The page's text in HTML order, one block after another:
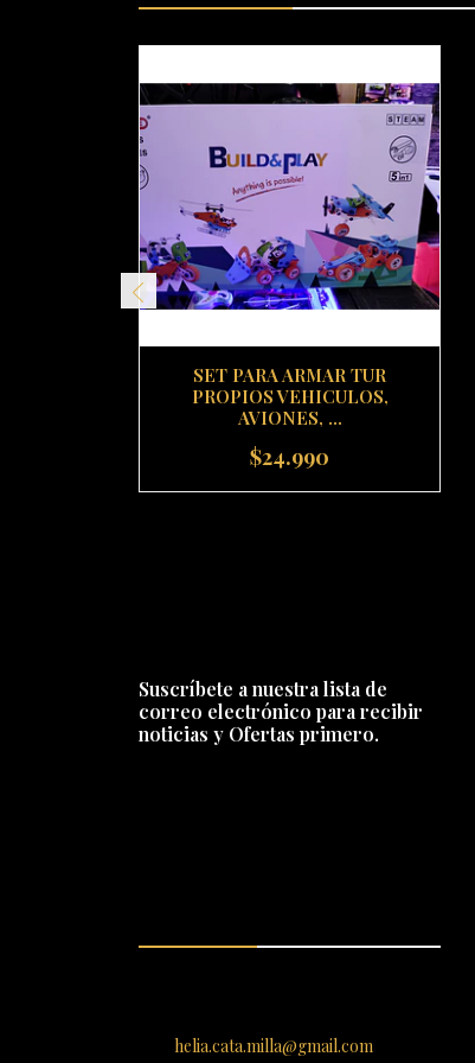
SET PARA ARMAR TUR
PROPIOS VEHICULOS,
AVIONES, ...
+
$24.990
Suscríbete a nuestra lista de
correo electrónico para recibir
noticias y Ofertas primero.
helia.cata.milla@gmail.com